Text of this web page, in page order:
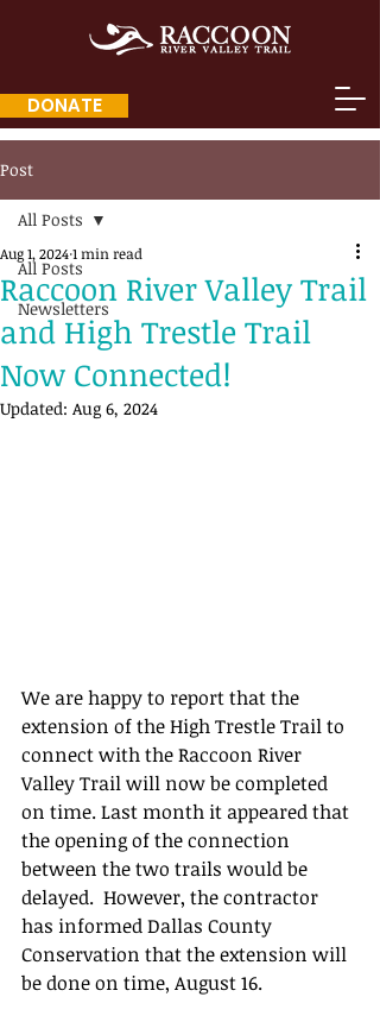
DONATE
Post
All Posts
Newsletters
All Posts
Raccoon River Valley Trail
and High Trestle Trail
Now Connected!
Aug 1, 20241 min read
Updated: Aug 6, 2024
We are happy to report that the
extension of the High Trestle Trail to
connect with the Raccoon River
Valley Trail will now be completed
on time. Last month it appeared that
the opening of the connection
between the two trails would be
delayed.  However, the contractor
has informed Dallas County
Conservation that the extension will
be done on time, August 16.